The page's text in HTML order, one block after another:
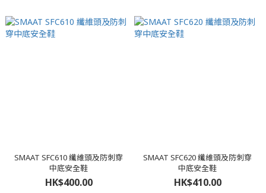
SMAAT SFC610 纖維頭及防刺穿
中底安全鞋
HK$400.00
SMAAT SFC620 纖維頭及防刺穿
中底安全鞋
HK$410.00